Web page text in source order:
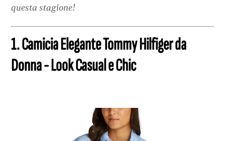
questa stagione!
1. Camicia Elegante Tommy Hilfiger da
Donna - Look Casual e Chic